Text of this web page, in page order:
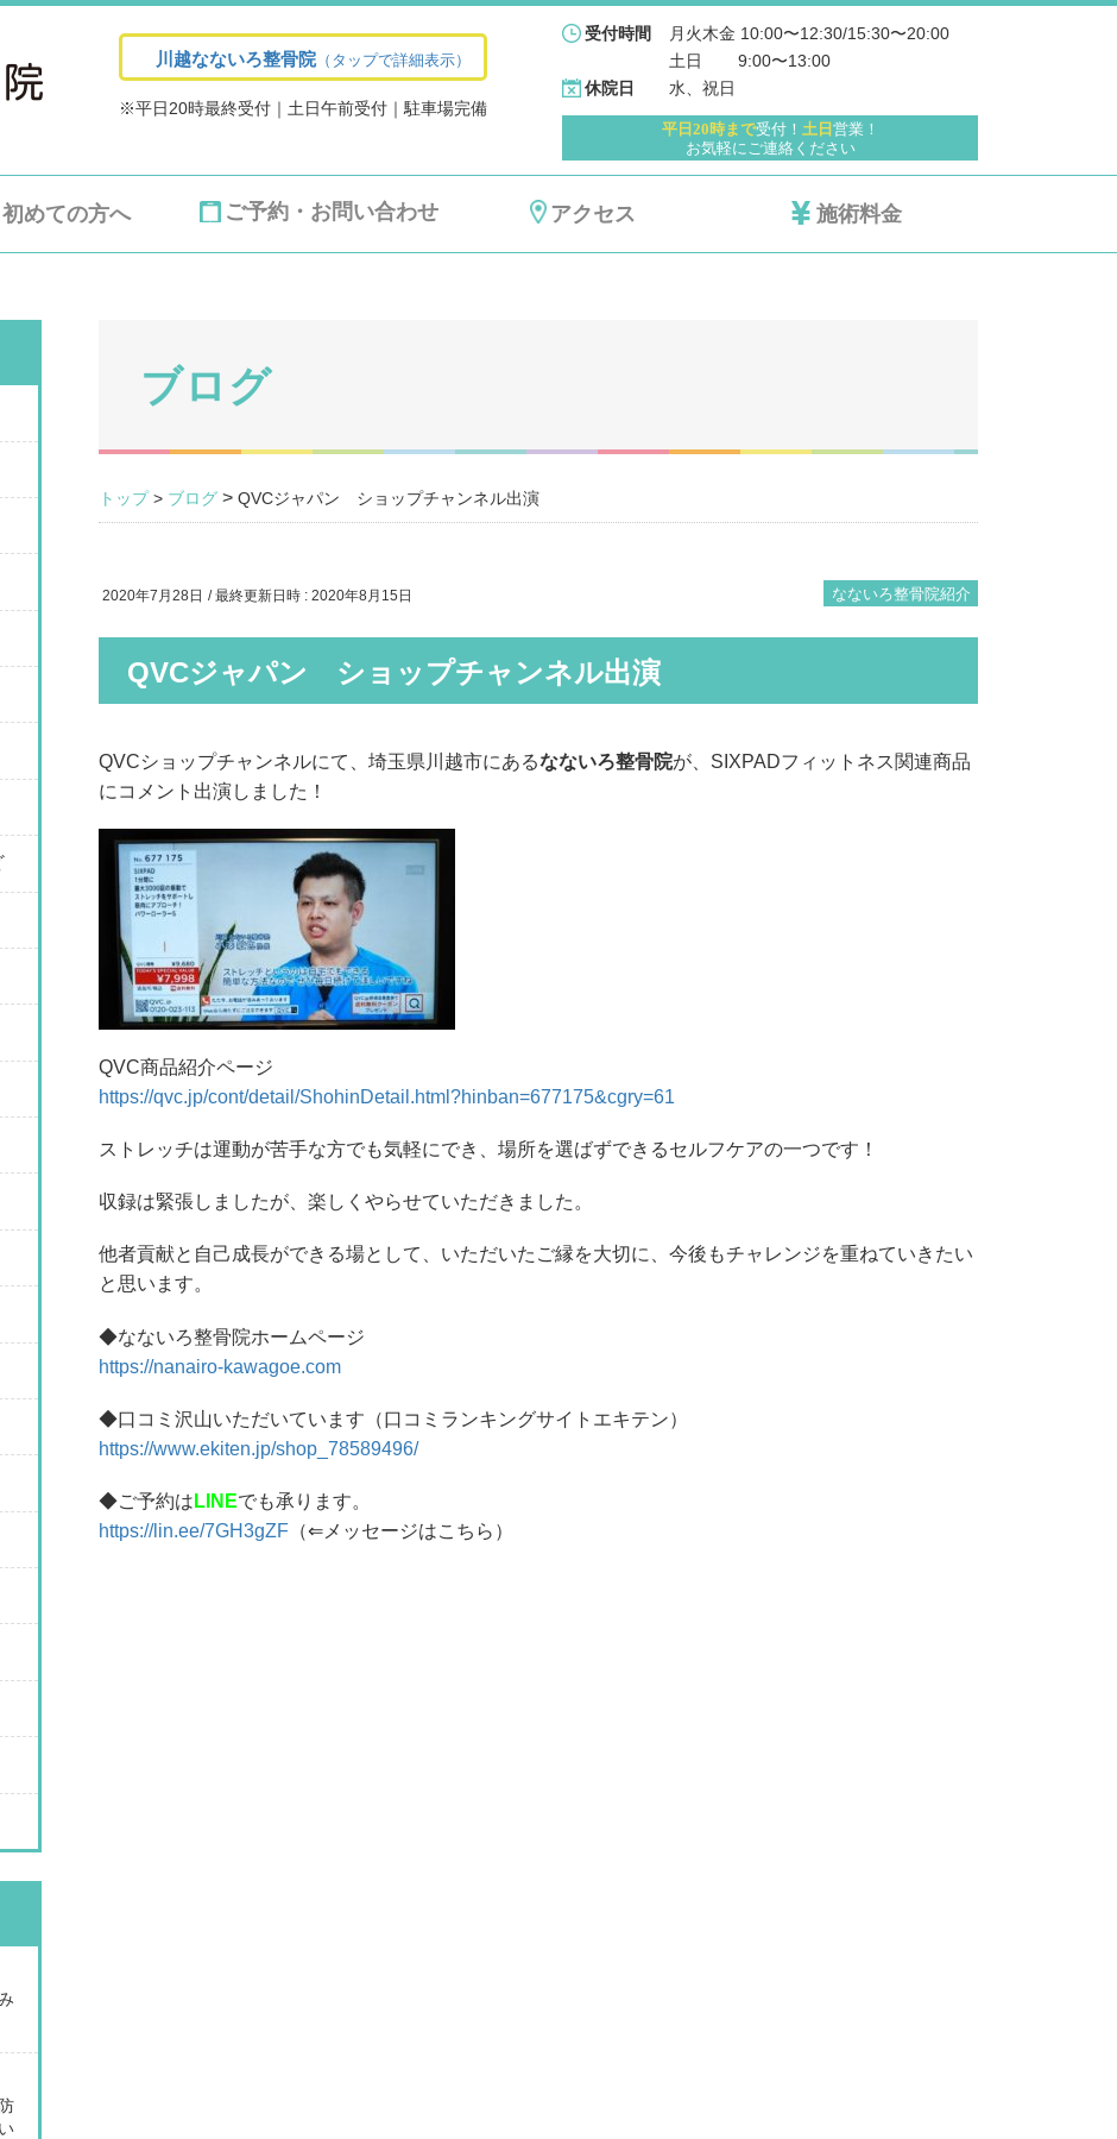
川越なないろ整骨院（タップで詳細表示）
※平日20時最終受付｜土日午前受付｜駐車場完備
受付時間
月火木金 10:00〜12:30/15:30〜20:00
土日 　   9:00〜13:00
休院日 水、祝日
平日20時まで受付！ 土日 営業！
お気軽にご連絡ください
初めての方へ ご予約・お問い合わせ アクセス 施術料金
ブログ
トップ> ブログ > QVCジャパン ショップチャンネル出演
2020年7月28日 / 最終更新日時 : 2020年8月15日 なないろ整骨院紹介
QVCジャパン ショップチャンネル出演
QVCショップチャンネルにて、埼玉県川越市にあるなないろ整骨院が、SIXPADフィットネス関連商品
にコメント出演しました！
QVC商品紹介ページ
https://qvc.jp/cont/detail/ShohinDetail.html?hinban=677175&cgry=61
ストレッチは運動が苦手な方でも気軽にでき、場所を選ばずできるセルフケアの一つです！
収録は緊張しましたが、楽しくやらせていただきました。
他者貢献と自己成長ができる場として、いただいたご縁を大切に、今後もチャレンジを重ねていきたい
と思います。
◆なないろ整骨院ホームページ
https://nanairo-kawagoe.com
◆口コミ沢山いただいています（口コミランキングサイトエキテン）
https://www.ekiten.jp/shop_78589496/
◆ご予約は LINEでも承ります。
https://lin.ee/7GH3gZF （⇐メッセージはこちら）